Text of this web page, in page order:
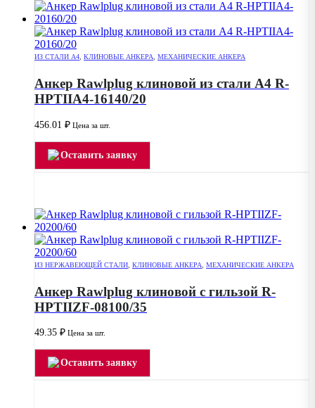
ИЗ СТАЛИ А4, КЛИНОВЫЕ АНКЕРА, МЕХАНИЧЕСКИЕ АНКЕРА
Анкер Rawlplug клиновой из стали А4 R-
HPTIIA4-16140/20
456.01 ₽ Цена за шт.
Оставить заявку
ИЗ НЕРЖАВЕЮЩЕЙ СТАЛИ КЛИНОВЫЕ АНКЕРА МЕХАНИЧЕСКИЕ АНКЕРА
Анкер Rawlplug клиновой с гильзой R-
HPTIIZF-08100/35
49.35 ₽ Цена за шт.
Оставить заявку